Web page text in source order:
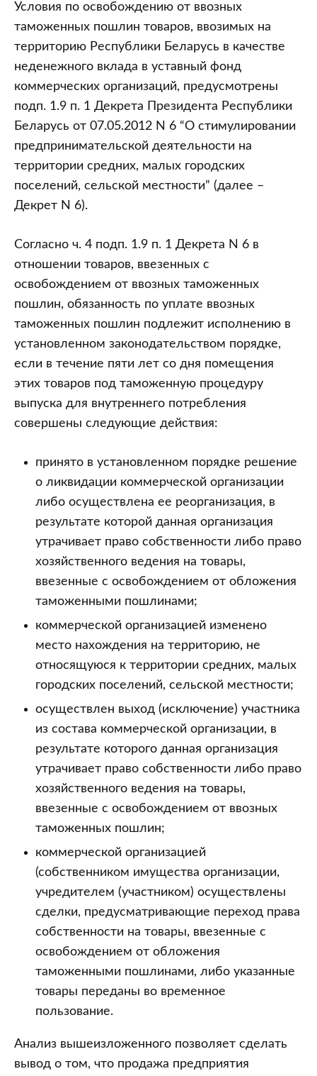
Условия по освобождению от ввозных
таможенных пошлин товаров, ввозимых на
территорию Республики Беларусь в качестве
неденежного вклада в уставный фонд
коммерческих организаций, предусмотрены
подп. 1.9 п. 1 Декрета Президента Республики
Беларусь от 07.05.2012 N 6 “О стимулировании
предпринимательской деятельности на
территории средних, малых городских
поселений, сельской местности” (далее –
Декрет N 6).
Согласно ч. 4 подп. 1.9 п. 1 Декрета N 6 в
отношении товаров, ввезенных с
освобождением от ввозных таможенных
пошлин, обязанность по уплате ввозных
таможенных пошлин подлежит исполнению в
установленном законодательством порядке,
если в течение пяти лет со дня помещения
этих товаров под таможенную процедуру
выпуска для внутреннего потребления
совершены следующие действия:
принято в установленном порядке решение
о ликвидации коммерческой организации
либо осуществлена ее реорганизация, в
результате которой данная организация
утрачивает право собственности либо право
хозяйственного ведения на товары,
ввезенные с освобождением от обложения
таможенными пошлинами;
коммерческой организацией изменено
место нахождения на территорию, не
относящуюся к территории средних, малых
городских поселений, сельской местности;
осуществлен выход (исключение) участника
из состава коммерческой организации, в
результате которого данная организация
утрачивает право собственности либо право
хозяйственного ведения на товары,
ввезенные с освобождением от ввозных
таможенных пошлин;
коммерческой организацией
(собственником имущества организации,
учредителем (участником) осуществлены
сделки, предусматривающие переход права
собственности на товары, ввезенные с
освобождением от обложения
таможенными пошлинами, либо указанные
товары переданы во временное
пользование.
Анализ вышеизложенного позволяет сделать
вывод о том, что продажа предприятия